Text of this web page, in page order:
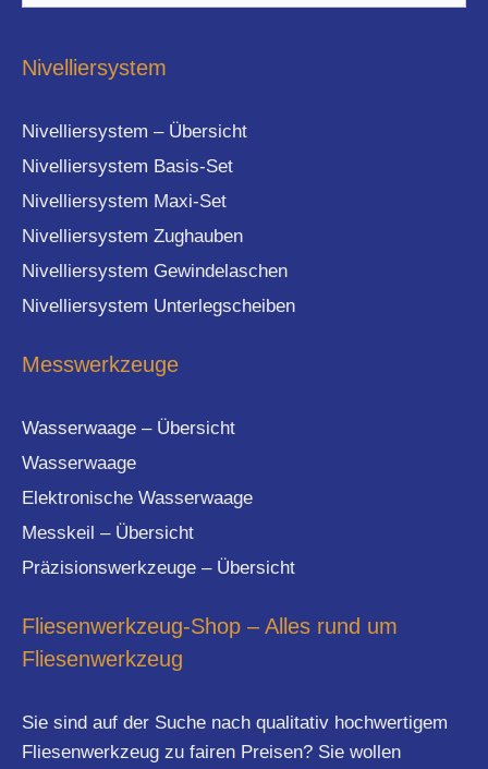
Nivelliersystem
Nivelliersystem – Übersicht
Nivelliersystem Basis-Set
Nivelliersystem Maxi-Set
Nivelliersystem Zughauben
Nivelliersystem Gewindelaschen
Nivelliersystem Unterlegscheiben
Messwerkzeuge
Wasserwaage – Übersicht
Wasserwaage
Elektronische Wasserwaage
Messkeil – Übersicht
Präzisionswerkzeuge – Übersicht
Fliesenwerkzeug-Shop – Alles rund um
Fliesenwerkzeug
Sie sind auf der Suche nach qualitativ hochwertigem
Fliesenwerkzeug zu fairen Preisen? Sie wollen